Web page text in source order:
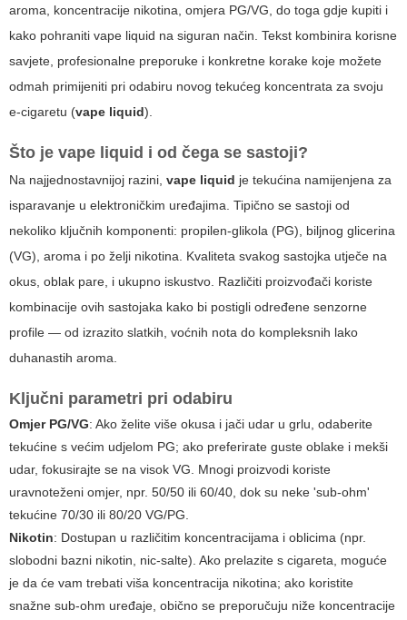
aroma, koncentracije nikotina, omjera PG/VG, do toga gdje kupiti i
kako pohraniti vape liquid na siguran način. Tekst kombinira korisne
savjete, profesionalne preporuke i konkretne korake koje možete
odmah primijeniti pri odabiru novog tekućeg koncentrata za svoju
e-cigaretu (vape liquid).
Što je vape liquid i od čega se sastoji?
Na najjednostavnijoj razini, vape liquid je tekućina namijenjena za
isparavanje u elektroničkim uređajima. Tipično se sastoji od
nekoliko ključnih komponenti: propilen-glikola (PG), biljnog glicerina
(VG), aroma i po želji nikotina. Kvaliteta svakog sastojka utječe na
okus, oblak pare, i ukupno iskustvo. Različiti proizvođači koriste
kombinacije ovih sastojaka kako bi postigli određene senzorne
profile — od izrazito slatkih, voćnih nota do kompleksnih lako
duhanastih aroma.
Ključni parametri pri odabiru
Omjer PG/VG: Ako želite više okusa i jači udar u grlu, odaberite
tekućine s većim udjelom PG; ako preferirate guste oblake i mekši
udar, fokusirajte se na visok VG. Mnogi proizvodi koriste
uravnoteženi omjer, npr. 50/50 ili 60/40, dok su neke 'sub-ohm'
tekućine 70/30 ili 80/20 VG/PG.
Nikotin: Dostupan u različitim koncentracijama i oblicima (npr.
slobodni bazni nikotin, nic-salte). Ako prelazite s cigareta, moguće
je da će vam trebati viša koncentracija nikotina; ako koristite
snažne sub-ohm uređaje, obično se preporučuju niže koncentracije